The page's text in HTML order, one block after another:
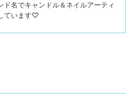
ド名でキャンドル＆ネイルアーティ
ています♡